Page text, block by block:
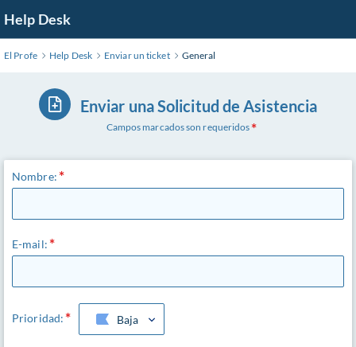
al
contenido
Help Desk
El Profe Help Desk Enviar un ticket General
Enviar una Solicitud de Asistencia
Campos marcados son requeridos
Nombre:
E-mail:
Prioridad: Baja